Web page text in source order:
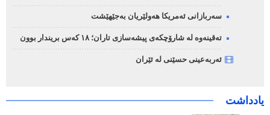
سەربازانی ئەمریکا هەولێریان بەجێهێشت
تەقینەوە لە شارۆچکەی پیشەسازی تاران؛ ١٨ کەس بریندار بوون
ئەربەعینی حسێنی لە ئێران
یادداشت